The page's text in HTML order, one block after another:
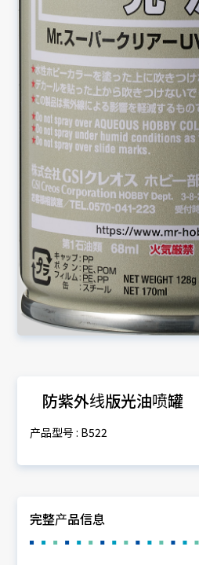
防紫外线版光油喷罐
产品型号 : B522
完整产品信息